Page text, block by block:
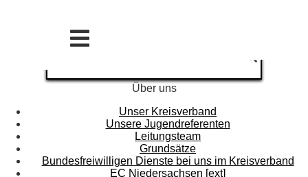
Über uns
Unser Kreisverband
Unsere Jugendreferenten
Leitungsteam
Grundsätze
Bundesfreiwilligen Dienste bei uns im Kreisverband
EC Niedersachsen [ext]